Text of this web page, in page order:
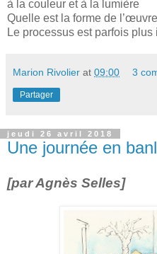
à la couleur et à la lumière
Quelle est la forme de
Le processus est parfois
Marion Rivolier at 09:00 3
Partager
jeudi 26 avril 2018
Une journée en
[par Agnès Selles]